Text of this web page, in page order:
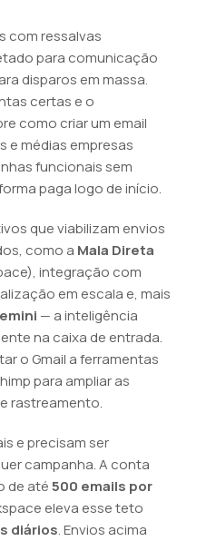
com ressalvas
para comunicação
disparos em massa.
certas e o
como criar um email
e médias empresas
funcionais sem
paga logo de início.
que viabilizam envios
como a Mala Direta
integração com
em escala e, mais
— a inteligência
na caixa de entrada.
o Gmail a ferramentas
para ampliar as
rastreamento.
e precisam ser
campanha. A conta
de até500 emails por
eleva esse teto
diários. Envios acima